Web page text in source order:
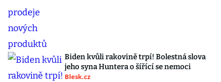
Biden kvůli rakovině trpí! Bolestná slova
jeho syna Huntera o šířící se nemoci
Blesk.cz